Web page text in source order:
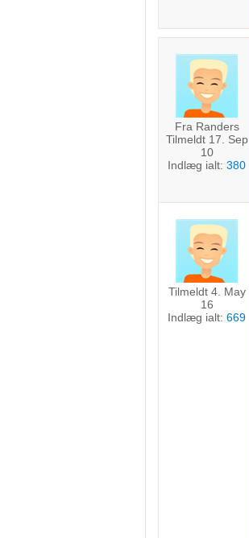
Fra Randers
Tilmeldt 17. Sep
10
Indlæg ialt: 380
Tilmeldt 4. May
16
Indlæg ialt: 669